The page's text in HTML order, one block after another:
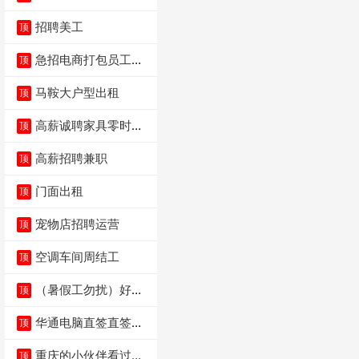
顶 招聘美工
顶 急招电商打包员工作
顶 马鞍大户型出租
顶 高薪诚聘家具零时促
顶 高薪招聘兼职
顶 门面出租
顶 宠物店招聘运营
顶 空调车间周结工
顶
（暑假工勿扰）好想
顶 华通电脑直签直签直
顶 重庆的小伙伴看过